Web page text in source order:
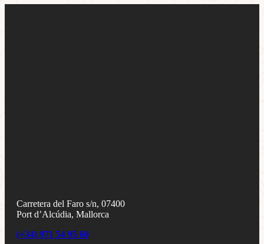
Carretera del Faro s/n, 07400
Port d’Alcúdia, Mallorca
(+34) 971 54 95 60